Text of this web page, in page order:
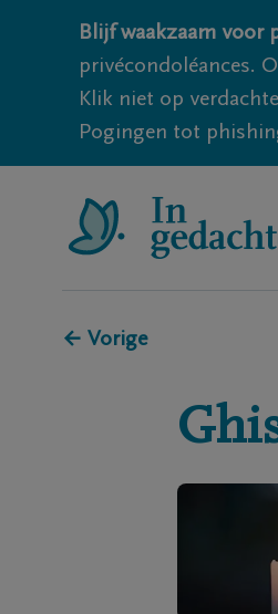
Blijf waakzaam
privécondoléances.
Klik niet op
Pogingen tot
← Vorige